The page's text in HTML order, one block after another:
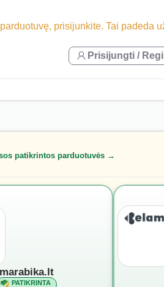
prisijunkite. Tai padeda
Prisijungti /
patikrintos parduotuvės →
PATIKRINTA